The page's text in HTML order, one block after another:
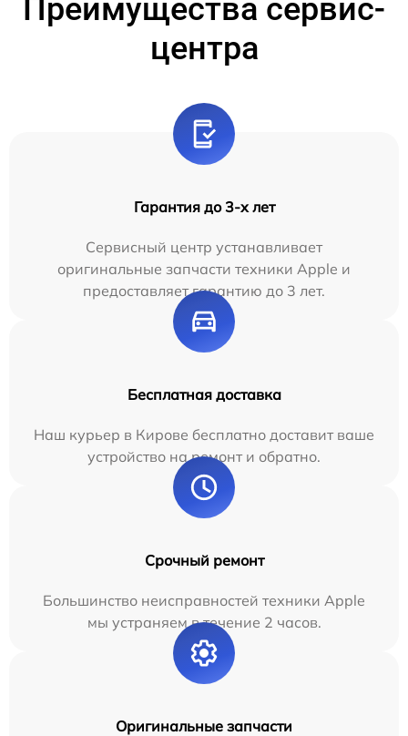
Преимущества сервис-
центра
Гарантия до 3-х лет
Сервисный центр устанавливает
оригинальные запчасти техники Apple и
предоставляет гарантию до 3 лет.
Бесплатная доставка
Наш курьер в Кирове бесплатно доставит ваше
устройство на ремонт и обратно.
Срочный ремонт
Большинство неисправностей техники Apple
мы устраняем в течение 2 часов.
Оригинальные запчасти